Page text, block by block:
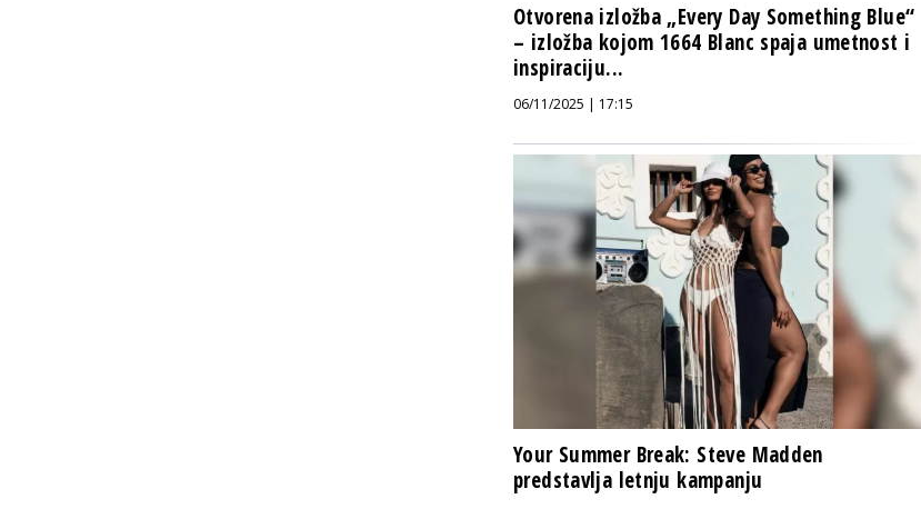
Otvorena izložba „Every Day Something Blue“
– izložba kojom 1664 Blanc spaja umetnost i
inspiraciju...
06/11/2025 | 17:15
Your Summer Break: Steve Madden
predstavlja letnju kampanju